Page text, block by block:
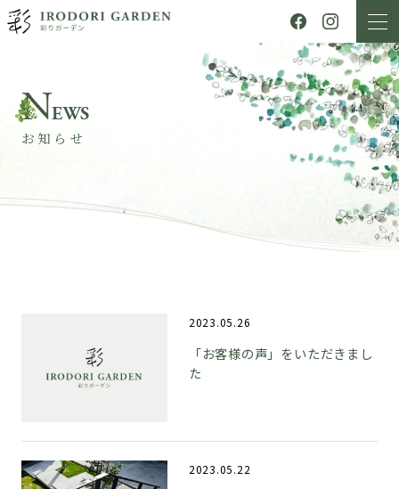
NEWS
お知らせ
2023.05.26
「お客様の声」をいただきまし
た
2023.05.22